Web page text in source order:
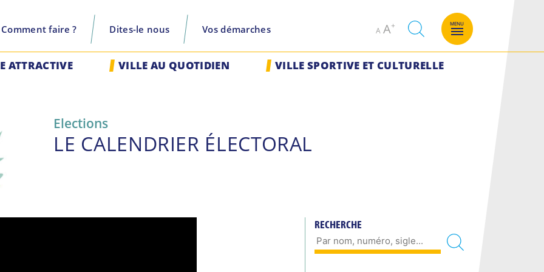
Comment faire ? Dites-le nous Vos démarches A
Decrease
font
AIncrease
size.
recherche
MENU
ATTRACTIVE VILLE AU QUOTIDIEN VILLE SPORTIVE ET CULTURELLE
Elections
LE CALENDRIER ÉLECTORAL
RECHERCHE